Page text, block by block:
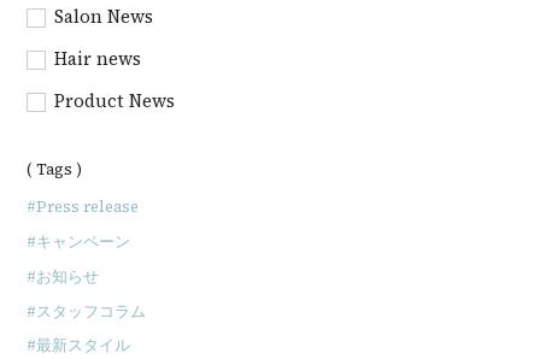
Salon News
Hair news
Product News
( Tags )
Press release
キャンペーン
お知らせ
スタッフコラム
最新スタイル